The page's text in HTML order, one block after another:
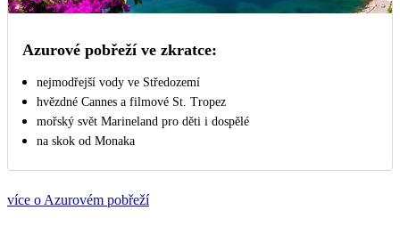
Azurové pobřeží ve zkratce:
nejmodřejší vody ve Středozemí
hvězdné Cannes a filmové St. Tropez
mořský svět Marineland pro děti i dospělé
na skok od Monaka
více o Azurovém pobřeží